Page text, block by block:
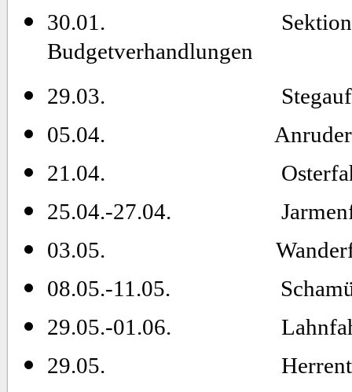
30.01.
Budgetverhandlungen
29.03.
05.04.
21.04.
25.04.-27.04.
03.05.
08.05.-11.05.
29.05.-01.06.
29.05.